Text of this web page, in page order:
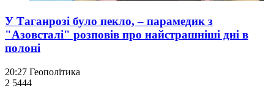
У Таганрозі було пекло, – парамедик з
"Азовсталі" розповів про найстрашніші дні в
полоні
20:27 Геополітика
2 5444